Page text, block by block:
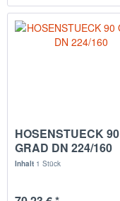
HOSENSTUECK 90
GRAD DN 224/160
Inhalt 1 Stück